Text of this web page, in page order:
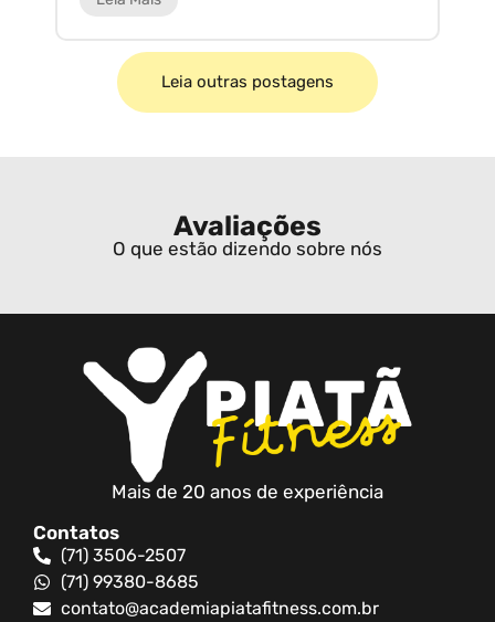
Leia outras postagens
Avaliações
O que estão dizendo sobre nós
Mais de 20 anos de experiência
Contatos
(71) 3506-2507
(71) 99380-8685
contato@academiapiatafitness.com.br